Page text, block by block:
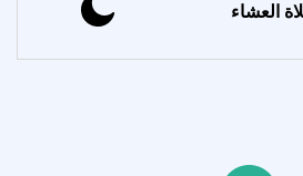
العشاء